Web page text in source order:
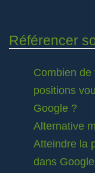
Référencer
Combien
positions
Google ?
Alternative
Atteindre la
dans Google